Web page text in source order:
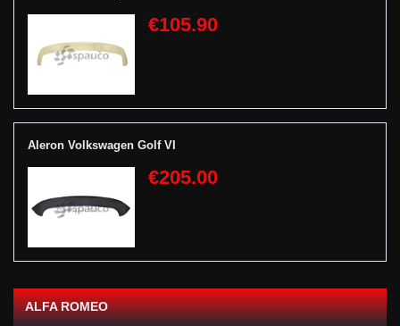
€105.90
Aleron Volkswagen Golf VI
€205.00
ALFA ROMEO